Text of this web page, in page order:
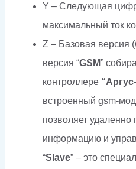
Y – Следующая
максимальный ток
Z – Базовая версия
версия “GSM”
контроллере
встроенный gsm-
позволяет удаленно
информацию и
“Slave” – это